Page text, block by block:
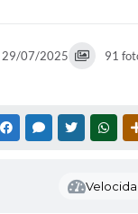
29/07/2025 91
FACEBOOKMESSENGER
TWITTER